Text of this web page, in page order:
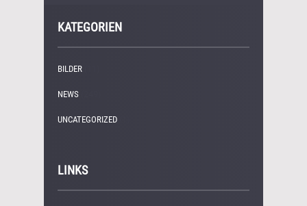
KATEGORIEN
BILDER
NEWS
UNCATEGORIZED
LINKS